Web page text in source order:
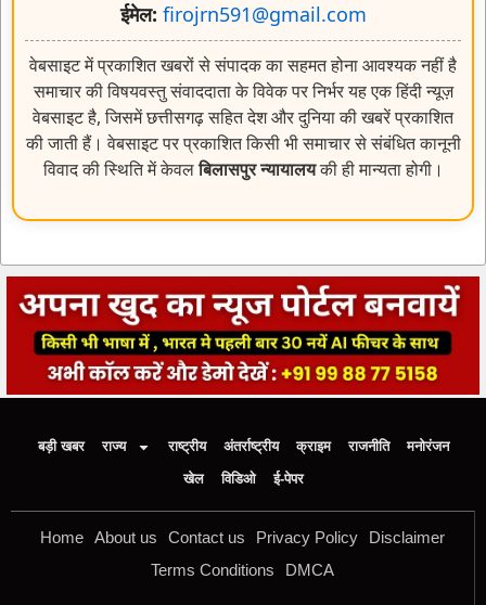
ईमेल: firojrn591@gmail.com
वेबसाइट में प्रकाशित खबरों से संपादक का सहमत होना आवश्यक नहीं है
समाचार की विषयवस्तु संवाददाता के विवेक पर निर्भर यह एक हिंदी न्यूज़
वेबसाइट है, जिसमें छत्तीसगढ़ सहित देश और दुनिया की खबरें प्रकाशित
की जाती हैं। वेबसाइट पर प्रकाशित किसी भी समाचार से संबंधित कानूनी
विवाद की स्थिति में केवलबिलासपुर न्यायालयकी ही मान्यता होगी।
बड़ी खबर राज्य राष्ट्रीय अंतर्राष्ट्रीय क्राइम राजनीति
मनोरंजन
खेल
विडिओ ई-पेपर
Home About us Contact us Privacy Policy
Disclaimer
Terms Conditions
DMCA